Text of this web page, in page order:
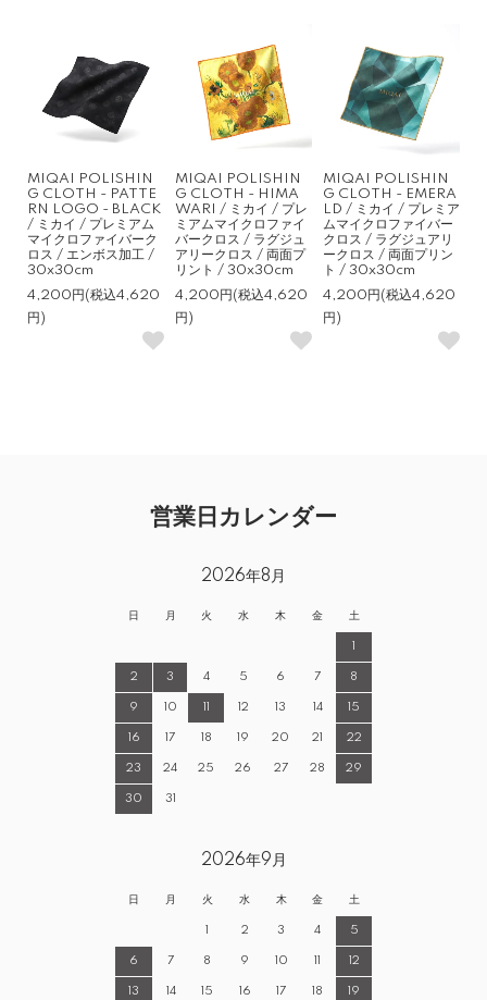
MIQAI POLISHIN
G CLOTH - PATTE
RN LOGO - BLACK
/ ミカイ / プレミアム
マイクロファイバーク
ロス / エンボス加工 /
30x30cm
4,200円(税込4,620
円)
MIQAI POLISHIN
G CLOTH - HIMA
WARI / ミカイ / プレ
ミアムマイクロファイ
バークロス / ラグジュ
アリークロス / 両面プ
リント / 30x30cm
4,200円(税込4,620
円)
MIQAI POLISHIN
G CLOTH - EMERA
LD / ミカイ / プレミア
ムマイクロファイバー
クロス / ラグジュアリ
ークロス / 両面プリン
ト / 30x30cm
4,200円(税込4,620
円)
営業日カレンダー
2026年8月
日 月 火 水 木 金 土
1
2 3 4 5 6 7 8
9 10 11 12 13 14 15
16 17 18 19 20 21 22
23 24 25 26 27 28 29
30 31
2026年9月
日 月 火 水 木 金 土
1 2 3 4 5
6 7 8 9 10 11 12
13 14 15 16 17 18 19